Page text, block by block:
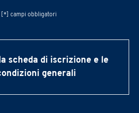
[*] campi obbligatori
scheda di iscrizione e le
generali